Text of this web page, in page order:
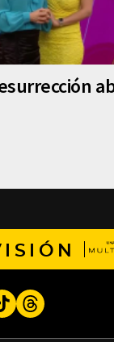
TikTokThreads